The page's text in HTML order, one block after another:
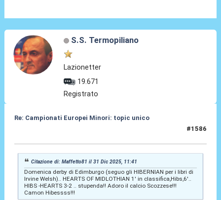
S.S. Termopiliano
Lazionetter
19.671
Registrato
Re: Campionati Europei Minori: topic unico
#1586
Citazione di: Maffetto81 il 31 Dic 2025, 11:41
Domenica derby di Edimburgo (seguo gli HIBERNIAN per i libri di
Irvine Welsh).. HEARTS OF MIDLOTHIAN 1' in classifica,Hibs,6'..
HIBS -HEARTS 3-2 .. stupenda!! Adoro il calcio Scozzese!!!
Camon Hibessss!!!